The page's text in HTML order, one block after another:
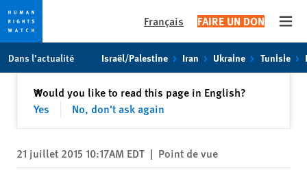
toto
content
Français FAIRE UN DON
Dans l’actualité Israël/Palestine Iran Ukraine Tunisie
Would you like to read this page in English?
Yes
No, don't ask again
✕Fermer
21 juillet 2015 10:17AM EDT | Point de vue